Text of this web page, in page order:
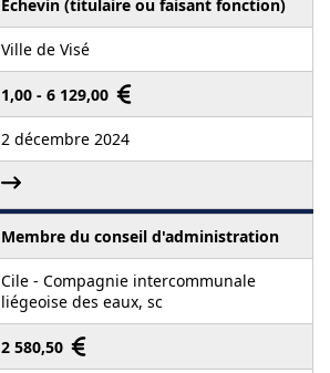
Échevin (titulaire ou faisant fonction)
Ville de Visé
1,00 - 6 129,00
2 décembre 2024
Membre du conseil d'administration
Cile - Compagnie intercommunale
liégeoise des eaux, sc
2 580,50